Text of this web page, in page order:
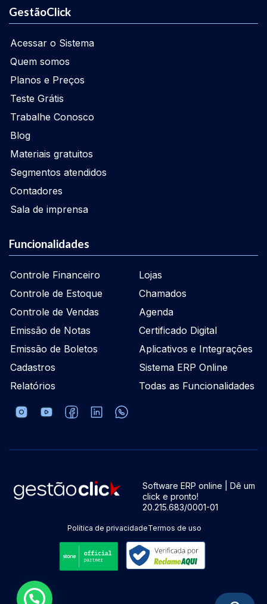
GestãoClick
Acessar o Sistema
Quem somos
Planos e Preços
Teste Grátis
Trabalhe Conosco
Blog
Materiais gratuitos
Segmentos atendidos
Contadores
Sala de imprensa
Funcionalidades
Controle Financeiro
Controle de Estoque
Controle de Vendas
Emissão de Notas
Emissão de Boletos
Cadastros
Relatórios
Lojas
Chamados
Agenda
Certificado Digital
Aplicativos e Integrações
Sistema ERP Online
Todas as Funcionalidades
Software ERP online | Dê um
click e pronto!
20.215.683/0001-01
Política de privacidadeTermos de uso